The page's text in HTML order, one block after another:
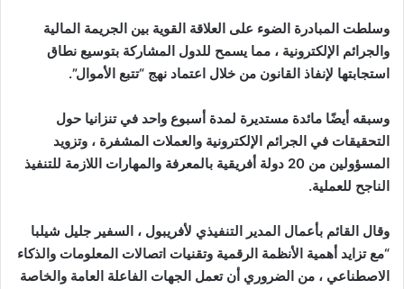
وسلطت المبادرة الضوء على العلاقة القوية بين الجريمة المالية
والجرائم الإلكترونية ، مما يسمح للدول المشاركة بتوسيع نطاق
استجابتها لإنفاذ القانون من خلال اعتماد نهج “تتبع الأموال”.
وسبقه أيضًا مائدة مستديرة لمدة أسبوع واحد في تنزانيا حول
التحقيقات في الجرائم الإلكترونية والعملات المشفرة ، وتزويد
المسؤولين من 20 دولة أفريقية بالمعرفة والمهارات اللازمة للتنفيذ
الناجح للعملية.
وقال القائم بأعمال المدير التنفيذي لأفريبول ، السفير جليل شيلبا
“مع تزايد أهمية الأنظمة الرقمية وتقنيات اتصالات المعلومات والذكاء
الاصطناعي ، من الضروري أن تعمل الجهات الفاعلة العامة والخاصة